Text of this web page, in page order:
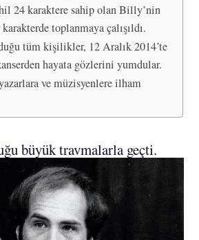
24 karaktere sahip olan Billy’nin
toplanmaya çalışıldı.
tüm kişilikler, 12 Aralık 2014’te
hayata gözlerini yumdular.
ve müzisyenlere ilham
büyük travmalarla geçti.